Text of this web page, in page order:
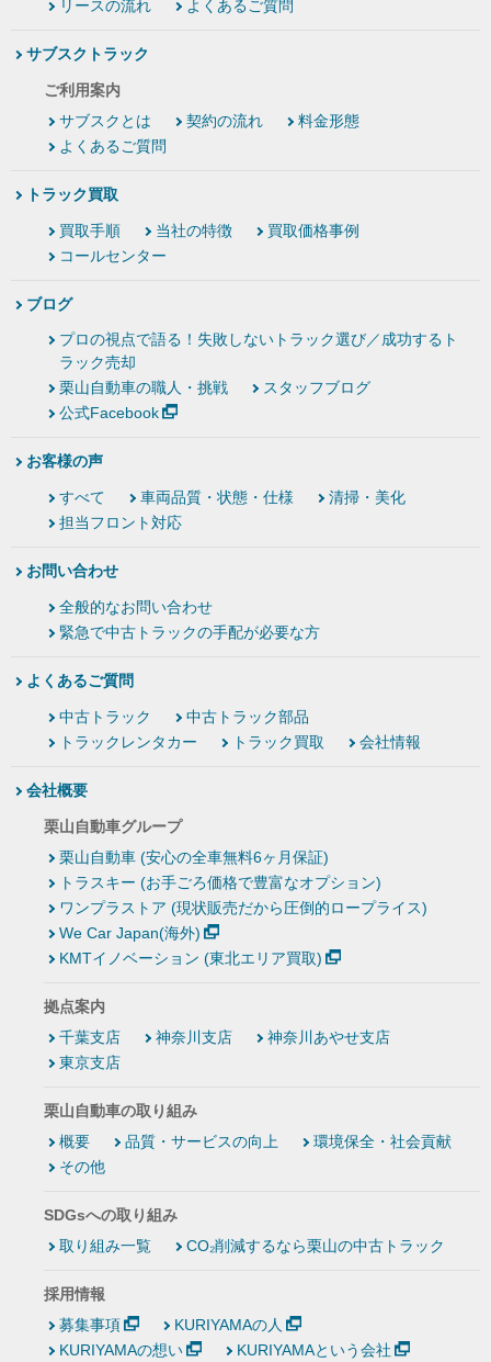
リースの流れ
よくあるご質問
サブスクトラック
ご利用案内
サブスクとは
契約の流れ
料金形態
よくあるご質問
トラック買取
買取手順 当社の特徴
買取価格事例
コールセンター
ブログ
プロの視点で語る！失敗しないトラック選び／成功するト
ラック売却
栗山自動車の職人・挑戦
スタッフブログ
公式Facebook
お客様の声
すべて 車両品質・状態・仕様
清掃・美化
担当フロント対応
お問い合わせ
全般的なお問い合わせ
緊急で中古トラックの手配が必要な方
よくあるご質問
中古トラック
中古トラック部品
トラックレンタカー
トラック買取 会社情報
会社概要
栗山自動車グループ
栗山自動車 (安心の全車無料6ヶ月保証)
トラスキー (お手ごろ価格で豊富なオプション)
ワンプラストア (現状販売だから圧倒的ロープライス)
We Car Japan(海外)
KMTイノベーション (東北エリア買取)
拠点案内
千葉支店
神奈川支店
神奈川あやせ支店
東京支店
栗山自動車の取り組み
概要
品質・サービスの向上
環境保全・社会貢献
その他
SDGsへの取り組み
取り組み一覧
CO₂削減するなら栗山の中古トラック
採用情報
募集事項
KURIYAMAの人
KURIYAMAの想い
KURIYAMAという会社